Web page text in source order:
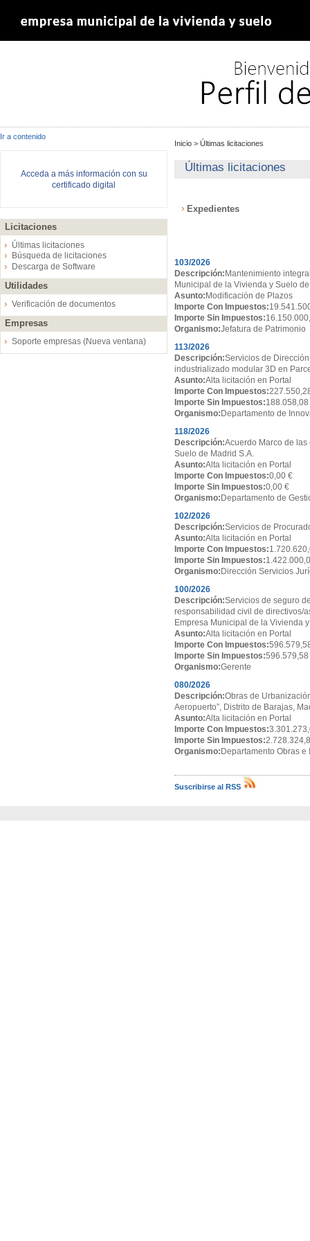
Ir a contenido
Acceda a más información con su
certificado digital
Licitaciones
Últimas licitaciones
Búsqueda de licitaciones
Descarga de Software
Utilidades
Verificación de documentos
Empresas
Soporte empresas (Nueva ventana)
Inicio > Últimas licitaciones
Últimas licitaciones
Expedientes
103/2026
Descripción: Mantenimiento
Municipal de la Vivienda y Suelo
Asunto: Modificación de Plazos
Importe Con Impuestos:
Importe Sin Impuestos:
Organismo:Jefatura de Patrimonio
113/2026
Descripción:Servicios de
industrializado modular 3D en
Asunto:Alta licitación en Portal
Importe Con Impuestos:
Importe Sin Impuestos:188.058,08
Organismo: Departamento de
118/2026
Descripción:Acuerdo Marco de
Suelo de Madrid S.A.
Asunto:Alta licitación en Portal
Importe Con Impuestos:0,00 €
Importe Sin Impuestos:0,00 €
Organismo: Departamento de
102/2026
Descripción:Servicios de
Asunto:Alta licitación en Portal
Importe Con Impuestos:
Importe Sin Impuestos:
Organismo: Dirección Servicios
100/2026
Descripción:Servicios de seguro
responsabilidad civil de directivos/
Empresa Municipal de la Vivienda
Asunto:Alta licitación en Portal
Importe Con Impuestos:
Importe Sin Impuestos:596.579,58
Organismo:Gerente
080/2026
Descripción:Obras de
Aeropuerto”, Distrito de Barajas,
Asunto:Alta licitación en Portal
Importe Con Impuestos:
Importe Sin Impuestos:
Organismo: Departamento Obras e
Suscribirse al RSS